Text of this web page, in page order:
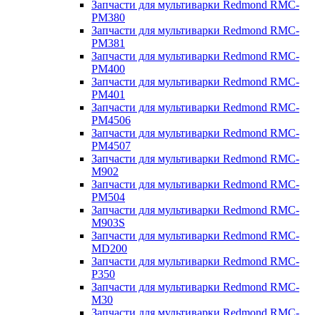
Запчасти для мультиварки Redmond RMC-
PM380
Запчасти для мультиварки Redmond RMC-
PM381
Запчасти для мультиварки Redmond RMC-
PM400
Запчасти для мультиварки Redmond RMC-
PM401
Запчасти для мультиварки Redmond RMC-
PM4506
Запчасти для мультиварки Redmond RMC-
PM4507
Запчасти для мультиварки Redmond RMC-
M902
Запчасти для мультиварки Redmond RMC-
PM504
Запчасти для мультиварки Redmond RMC-
M903S
Запчасти для мультиварки Redmond RMC-
MD200
Запчасти для мультиварки Redmond RMC-
P350
Запчасти для мультиварки Redmond RMC-
M30
Запчасти для мультиварки Redmond RMC-